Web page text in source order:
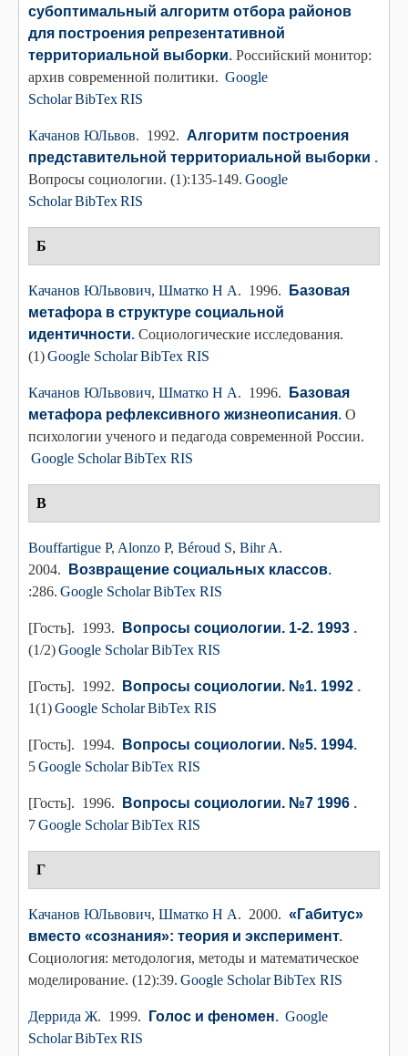
субоптимальный алгоритм отбора районов
для построения репрезентативной
территориальной выборки. Российский монитор:
архив современной политики. Google
ScholarBibTexRIS
Качанов ЮЛьвов. 1992. Алгоритм построения
представительной территориальной выборки .
Вопросы социологии. (1):135-149. Google
ScholarBibTexRIS
Б
Качанов ЮЛьвович, Шматко Н А. 1996.
Базовая
метафора в структуре социальной
идентичности. Социологические исследования.
(1)Google ScholarBibTex RIS
Качанов ЮЛьвович, Шматко Н А. 1996.
Базовая
метафора рефлексивного жизнеописания. О
психологии ученого и педагода современной России.
Google ScholarBibTex RIS
В
Bouffartigue P, Alonzo P, Béroud S, Bihr A.
2004.
Возвращение социальных классов.
:286. Google ScholarBibTex RIS
[Гость]. 1993. Вопросы социологии. 1-2. 1993 .
(1/2)Google ScholarBibTex RIS
[Гость]. 1992. Вопросы социологии. №1. 1992 .
1(1)Google ScholarBibTex RIS
[Гость]. 1994. Вопросы социологии. №5. 1994.
5Google ScholarBibTex RIS
[Гость]. 1996. Вопросы социологии. №7 1996 .
7Google ScholarBibTex RIS
Г
Качанов ЮЛьвович, Шматко Н А. 2000. «Габитус»
вместо «сознания»: теория и эксперимент.
Социология: методология, методы и математическое
моделирование. (12):39. Google ScholarBibTex RIS
Деррида Ж. 1999. Голос и феномен. Google
ScholarBibTexRIS